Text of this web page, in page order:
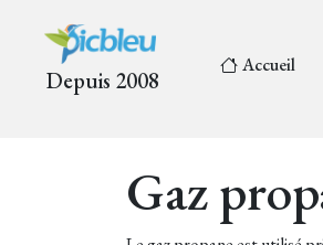
Depuis 2008
Accueil
Gaz